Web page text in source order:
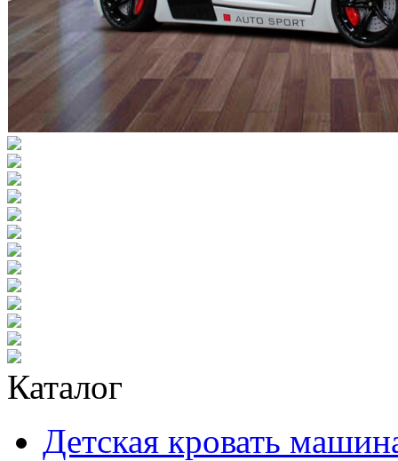
Каталог
Детская кровать